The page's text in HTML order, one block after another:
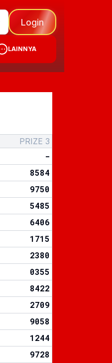
Login
LAINNYA
PRIZE 3
-
8584
9750
5485
6406
1715
2380
0355
8422
2709
9058
1244
9728